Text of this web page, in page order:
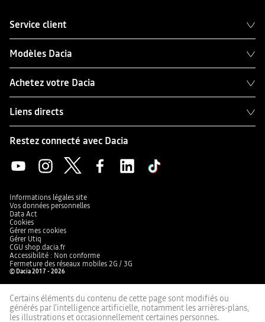
Service client
Modèles Dacia
Achetez votre Dacia
Liens directs
Restez connecté avec Dacia
Informations légales site
Vos données personnelles
Data Act
Cookies
Gérer mes cookies
Gérer Utiq
CGU shop.dacia.fr
Accessibilité : Non conforme
Fermeture des réseaux mobiles 2G / 3G
© Dacia 2017 - 2026
Certains éléments du contenu de cette page sont modifiés ou
générés par l'intelligence artificielle, notamment les arrières-plans,
les illustrations et occasionnellement certaines personnes.